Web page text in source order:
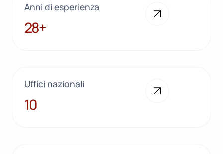
Anni di esperienza
28+
28+
Uffici nazionali
10
10